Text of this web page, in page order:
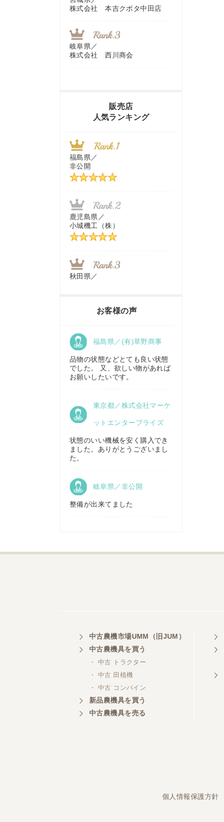
株式会社 本吉クボタ中田店
岐阜県／
株式会社 西川商会
農機リンクス
山梨県／
株式会社 ヨダ兄弟商会
近江商事合同会社：「茨城中古
農建機販売」
ガワ農機商会）
東京都／
株式会社マーケットエンタープ
ライズ
秋田県／
TMKトレーディング株式会社
販売店
人気ランキング
福島県／
非公開
鹿児島県／
小城機工（株）
秋田県／
香川県／
農機リンクス
株式会社キリノ
福島県／
埼玉県／
株式会社トミタモータース
三重県／
株式会社 ケイ・エス・エンタ
ープライズ
お客様の声
福島県／(有)草野商事
品物の状態などとても良い状態
でした。 又、欲しい物があれば
お願いしたいです。
東京都／株式会社マーケ
ットエンタープライズ
状態のいい機械を安く購入でき
ました。ありがとうございまし
た。
岐阜県／非公開
整備が出来てました
中古農機市場UMM（旧JUM）
中古農機具を買う
・ 中古 トラクター
・ 中古 田植機
・ 中古 コンバイン
新品農機具を買う
中古農機具を売る
個人情報保護方針